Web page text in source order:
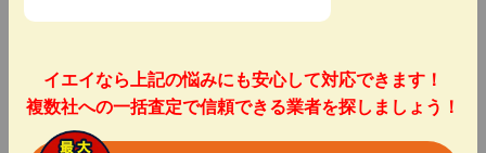
イエイなら上記の悩みにも安心して対応できます！
複数社への一括査定で信頼できる業者を探しましょう！